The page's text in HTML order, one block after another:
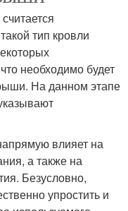
тип кровли
необходимо будет
На данном этапе
влияет на
а также на
Безусловно,
упростить и